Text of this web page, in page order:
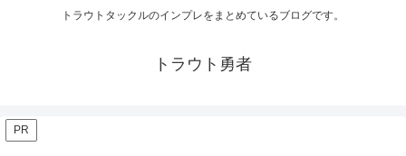
トラウトタックルのインプレをまとめているブログです。
トラウト勇者
PR